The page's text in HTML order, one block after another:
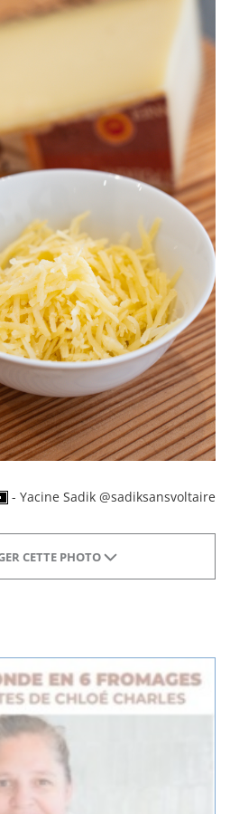
- Yacine Sadik @sadiksansvoltaire
CETTE PHOTO